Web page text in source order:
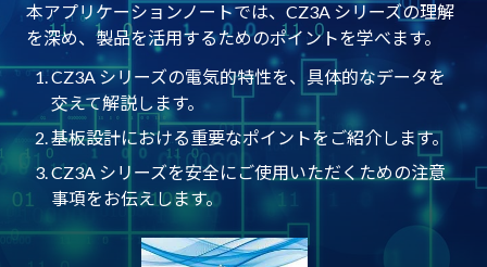
本アプリケーションノートでは、CZ3A シリーズの理解
を深め、製品を活用するためのポイントを学べます。
CZ3A シリーズの電気的特性を、具体的なデータを
交えて解説します。
基板設計における重要なポイントをご紹介します。
CZ3A シリーズを安全にご使用いただくための注意
事項をお伝えします。